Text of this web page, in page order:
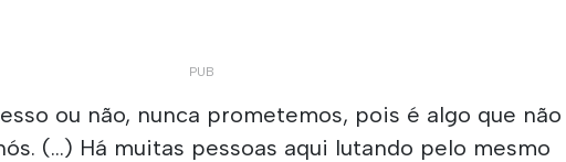
ou não, nunca prometemos, pois é algo que não
(...) Há muitas pessoas aqui lutando pelo mesmo